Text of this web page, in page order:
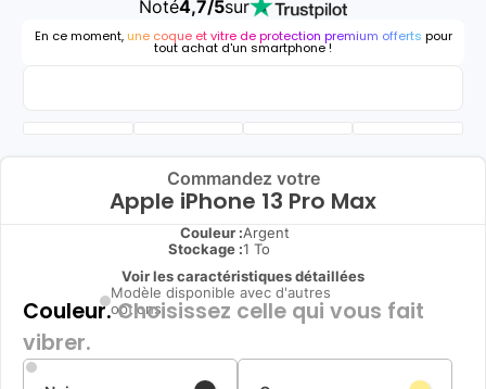
Noté4,7/5sur
En ce moment, une coque et vitre de protection premium offerts pour
tout achat d'un smartphone !
Commandez votre
Apple iPhone 13 Pro Max
Couleur :Argent
Stockage :1 To
Voir les caractéristiques détaillées
Modèle disponible avec d'autres
options
Couleur.Choisissez celle qui vous fait
vibrer.